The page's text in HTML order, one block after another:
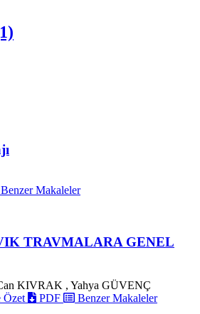
Benzer Makaleler
TRAVMALARA GENEL
KIVRAK , Yahya GÜVENÇ
Özet PDF Benzer Makaleler